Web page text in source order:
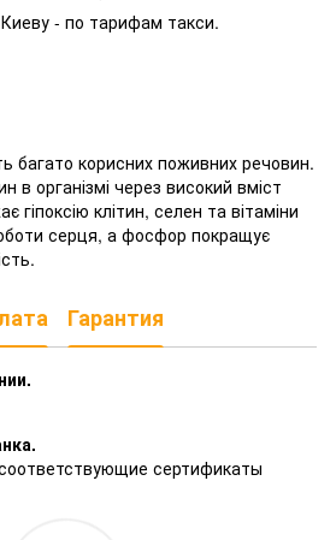
- по тарифам такси.
багато корисних поживних речовин.
в організмі через високий вміст
гіпоксію клітин, селен та вітаміни
серця, а фосфор покращує
Гарантия
.
сертификаты